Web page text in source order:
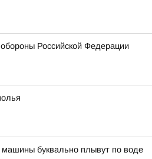
Российской Федерации
буквально плывут по воде